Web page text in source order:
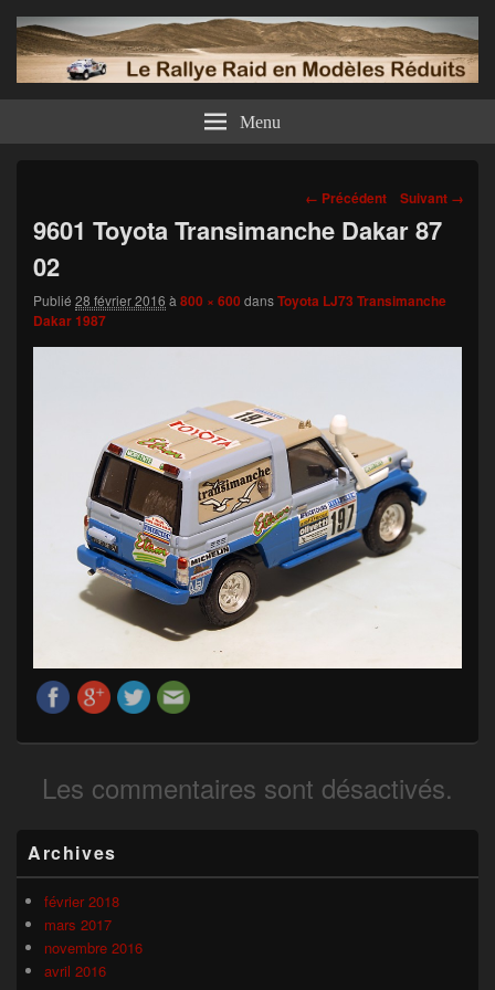
Menu
Navigation
dans
les
← Précédent Suivant →
9601 Toyota Transimanche Dakar 87
02
Publié 28 février 2016 à 800 × 600dansToyota LJ73 Transimanche
Dakar 1987
Les commentaires sont désactivés.
principale
de
widget
pour
barre
latérale
Archives
février 2018
mars 2017
novembre 2016
avril 2016